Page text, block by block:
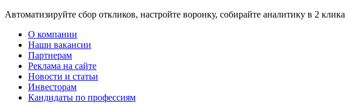
Автоматизируйте сбор откликов, настройте воронку, собирайте аналитику в 2 клика
О компании
Наши вакансии
Партнерам
Реклама на сайте
Новости и статьи
Инвесторам
Кандидаты по профессиям